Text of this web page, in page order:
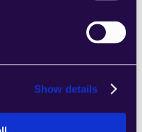
Show details
an
ihr erklärtes Ziel
auf die neuesten
sind jedoch